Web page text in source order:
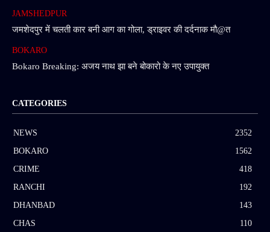
JAMSHEDPUR
जमशेदपुर में चलती कार बनी आग का गोला, ड्राइवर की दर्दनाक मौ@त
BOKARO
Bokaro Breaking: अजय नाथ झा बने बोकारो के नए उपायुक्त
CATEGORIES
NEWS
2352
BOKARO
1562
CRIME
418
RANCHI
192
DHANBAD
143
CHAS
110